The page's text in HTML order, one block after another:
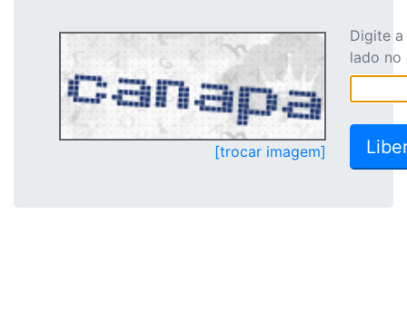
[trocar imagem]
Digite
lado no